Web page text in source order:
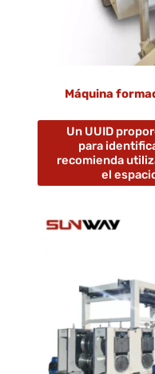
Máquina
Un UUID
para
recomienda
el